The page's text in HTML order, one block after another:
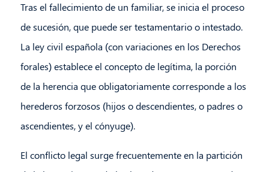
Tras el fallecimiento de un familiar, se inicia el proceso
de sucesión, que puede ser testamentario o intestado.
La ley civil española (con variaciones en los Derechos
forales) establece el concepto de legítima, la porción
de la herencia que obligatoriamente corresponde a los
herederos forzosos (hijos o descendientes, o padres o
ascendientes, y el cónyuge).
El conflicto legal surge frecuentemente en la partición